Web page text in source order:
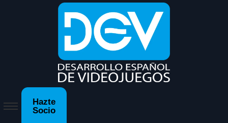
Hazte
Socio